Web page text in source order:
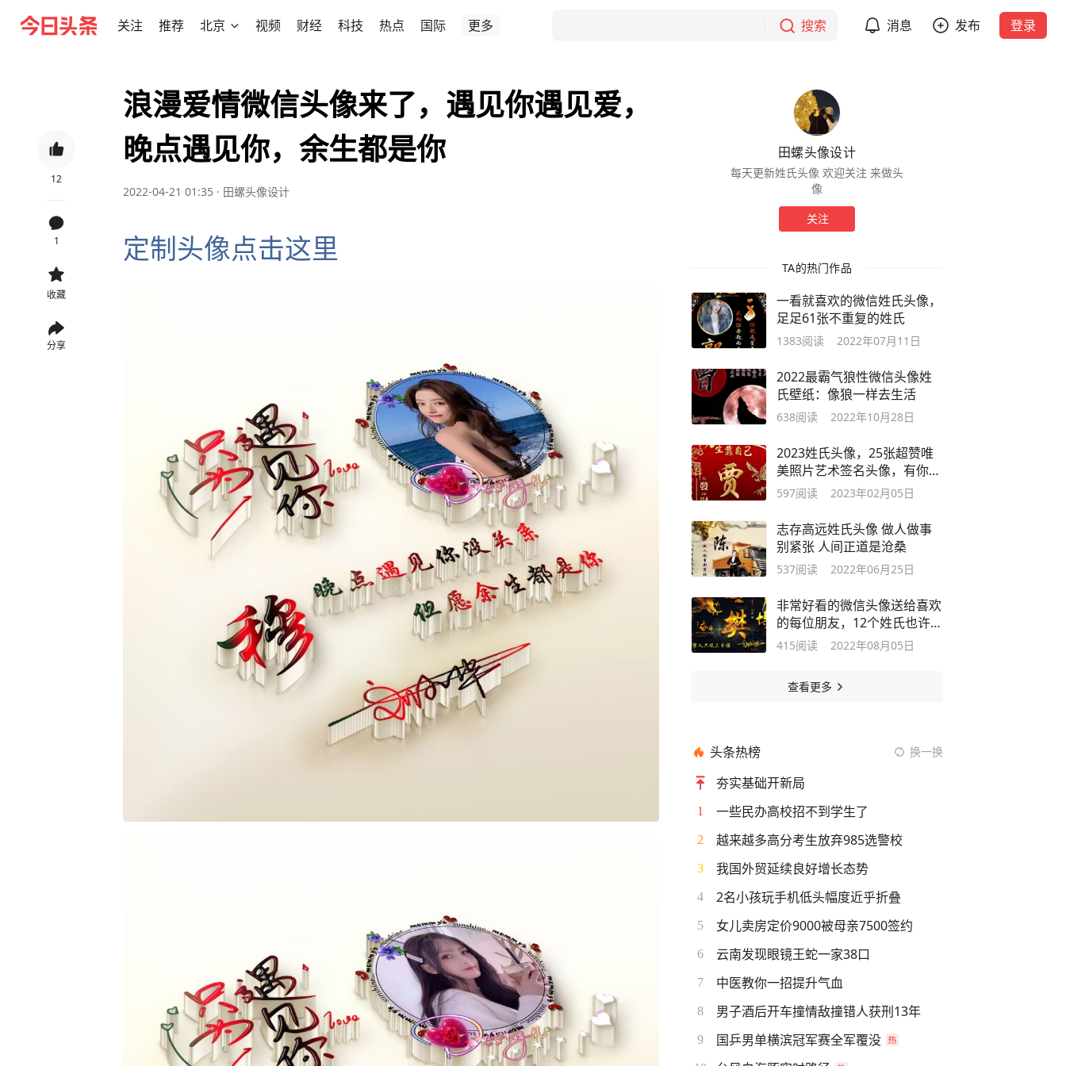
关注 推荐 北京 视频 财经 科技 热点 国际 更多 搜索 消息 发布 登录
12
1
收藏
分享
浪漫爱情微信头像来了，遇见你遇见爱，
晚点遇见你，余生都是你
2022-04-21 01:35 · 田螺头像设计
定制头像点击这里
田螺头像设计
每天更新姓氏头像 欢迎关注 来做头
像
关注
TA的热门作品
一看就喜欢的微信姓氏头像，
足足61张不重复的姓氏
1383阅读 2022年07月11日
2022最霸气狼性微信头像姓
氏壁纸：像狼一样去生活
638阅读 2022年10月28日
2023姓氏头像，25张超赞唯
美照片艺术签名头像，有你的
吗？
597阅读 2023年02月05日
志存高远姓氏头像 做人做事
别紧张 人间正道是沧桑
537阅读 2022年06月25日
非常好看的微信头像送给喜欢
的每位朋友，12个姓氏也许有
你的
415阅读 2022年08月05日
查看更多
头条热榜 换一换
夯实基础开新局
1 一些民办高校招不到学生了
2 越来越多高分考生放弃985选警校
3 我国外贸延续良好增长态势
4 2名小孩玩手机低头幅度近乎折叠
5 女儿卖房定价9000被母亲7500签约
6 云南发现眼镜王蛇一家38口
7 中医教你一招提升气血
8 男子酒后开车撞情敌撞错人获刑13年
9 国乒男单横滨冠军赛全军覆没